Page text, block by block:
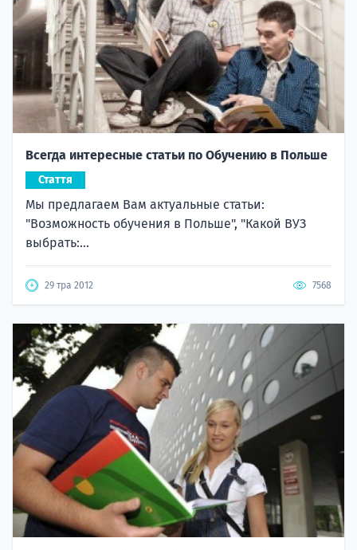
Всегда интересные статьи по Обучению в Польше
Стаття
Мы предлагаем Вам актуальные статьи:
"Возможность обучения в Польше", "Какой ВУЗ
выбрать:...
29 тра 2012 7568